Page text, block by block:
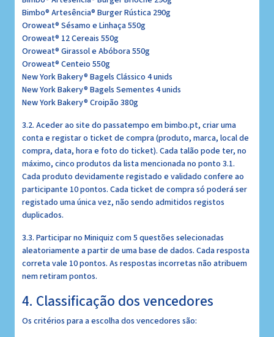
Bimbo® Artesência® Burger Rústica 290g
Oroweat® Sésamo e Linhaça 550g
Oroweat® 12 Cereais 550g
Oroweat® Girassol e Abóbora 550g
Oroweat® Centeio 550g
New York Bakery® Bagels Clássico 4 unids
New York Bakery® Bagels Sementes 4 unids
New York Bakery® Croipão 380g
3.2. Aceder ao site do passatempo em bimbo.pt, criar uma
conta e registar o ticket de compra (produto, marca, local de
compra, data, hora e foto do ticket). Cada talão pode ter, no
máximo, cinco produtos da lista mencionada no ponto 3.1.
Cada produto devidamente registado e validado confere ao
participante 10 pontos. Cada ticket de compra só poderá ser
registado uma única vez, não sendo admitidos registos
duplicados.
3.3. Participar no Miniquiz com 5 questões selecionadas
aleatoriamente a partir de uma base de dados. Cada resposta
correta vale 10 pontos. As respostas incorretas não atribuem
nem retiram pontos.
4. Classificação dos vencedores
Os critérios para a escolha dos vencedores são: